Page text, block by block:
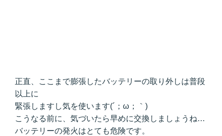
正直、ここまで膨張したバッテリーの取り外しは普段
以上に
緊張しますし気を使います(´；ω；｀)
こうなる前に、気づいたら早めに交換しましょうね…
バッテリーの発火はとても危険です。